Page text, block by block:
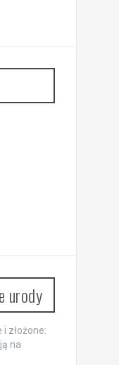
urody
złożone:
na